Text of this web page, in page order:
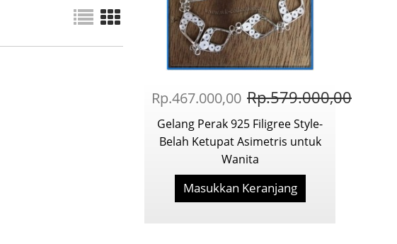
Rp.467.000,00 Rp.579.000,00
Gelang Perak 925 Filigree Style-
Belah Ketupat Asimetris untuk
Wanita
Masukkan Keranjang